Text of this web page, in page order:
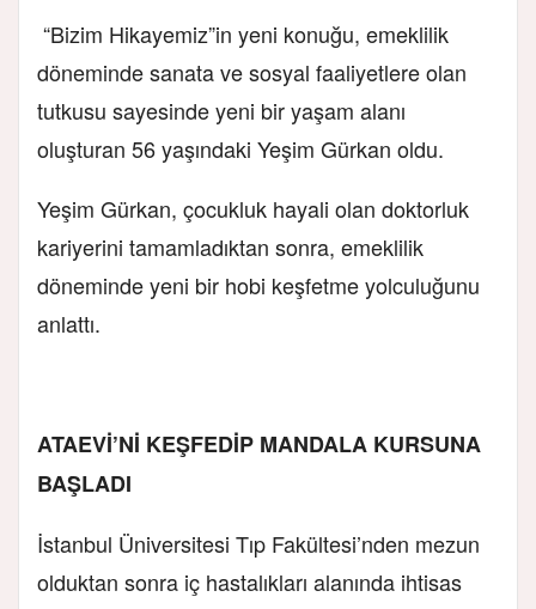
“Bizim Hikayemiz”in yeni konuğu, emeklilik
döneminde sanata ve sosyal faaliyetlere olan
tutkusu sayesinde yeni bir yaşam alanı
oluşturan 56 yaşındaki Yeşim Gürkan oldu.
Yeşim Gürkan, çocukluk hayali olan doktorluk
kariyerini tamamladıktan sonra, emeklilik
döneminde yeni bir hobi keşfetme yolculuğunu
anlattı.
ATAEVİ’Nİ KEŞFEDİP MANDALA KURSUNA
BAŞLADI
İstanbul Üniversitesi Tıp Fakültesi’nden mezun
olduktan sonra iç hastalıkları alanında ihtisas